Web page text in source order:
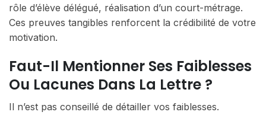
rôle d’élève délégué, réalisation d’un court-métrage.
Ces preuves tangibles renforcent la crédibilité de votre
motivation.
Faut-Il Mentionner Ses Faiblesses
Ou Lacunes Dans La Lettre ?
Il n’est pas conseillé de détailler vos faiblesses.